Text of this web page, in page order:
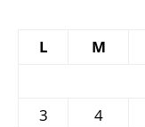
L
M
3
4